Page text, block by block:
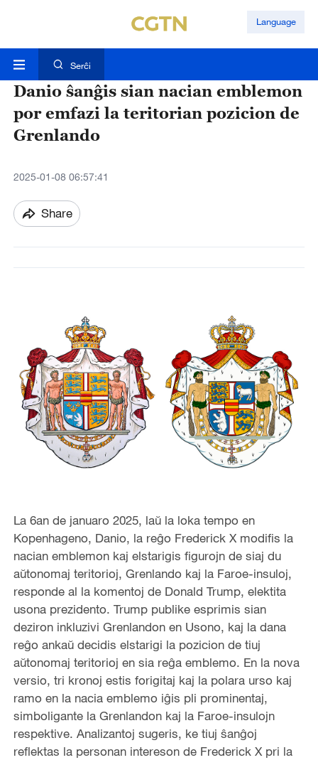
Language
Serĉi
Danio ŝanĝis sian nacian emblemon
por emfazi la teritorian pozicion de
Grenlando
2025-01-08 06:57:41
Share
La 6an de januaro 2025, laŭ la loka tempo en
Kopenhageno, Danio, la reĝo Frederick X modifis la
nacian emblemon kaj elstarigis figurojn de siaj du
aŭtonomaj teritorioj, Grenlando kaj la Faroe-insuloj,
responde al la komentoj de Donald Trump, elektita
usona prezidento. Trump publike esprimis sian
deziron inkluzivi Grenlandon en Usono, kaj la dana
reĝo ankaŭ decidis elstarigi la pozicion de tiuj
aŭtonomaj teritorioj en sia reĝa emblemo. En la nova
versio, tri kronoj estis forigitaj kaj la polara urso kaj
ramo en la nacia emblemo iĝis pli prominentaj,
simboligante la Grenlandon kaj la Faroe-insulojn
respektive. Analizantoj sugeris, ke tiuj ŝanĝoj
reflektas la personan intereson de Frederick X pri la